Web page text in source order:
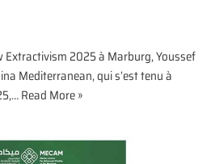
Extractivism 2025 à Marburg, Youssef
Mediterranean, qui s’est tenu à
Read More »